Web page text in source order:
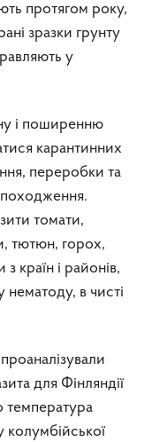
протягом року,
зразки грунту
у
і поширенню
карантинних
переробки та
походження.
томати,
тютюн, горох,
країн і районів,
нематоду, в чисті
для Фінляндії
температура
колумбійської